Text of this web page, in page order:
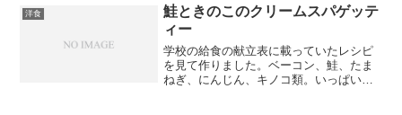
洋食
鮭ときのこのクリームスパゲッテ
ィー
学校の給食の献立表に載っていたレシピ
を見て作りました。ベーコン、鮭、たま
ねぎ、にんじん、キノコ類。いっぱい入